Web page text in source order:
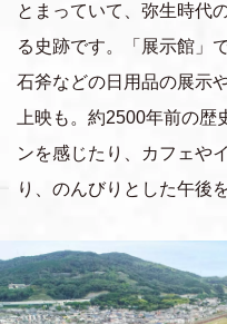
とまっていて、弥生時代
る史跡です。「展示館」
石斧などの日用品の展示
上映も。約2500年前の
ンを感じたり、カフェや
り、のんびりとした午後